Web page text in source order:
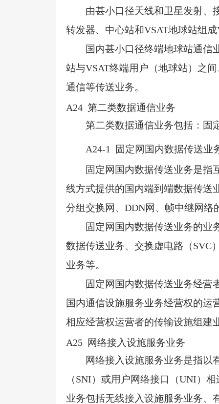
由甚小口径天线和卫星发射、
转发器、中心站和VSAT地球站组成
国内甚小口径终端地球站通信
站与VSAT终端用户（地球站）之间
通信等传送业务。
A24 第二类数据通信业务
第二类数据通信业务包括：固
A24-1
固定网国内数据传送业
固定网国内数据传送业务是指
线方式提供的国内端到端数据传送
分组交换网、 DDN网、帧中继网络
固定网国内数据传送业务的业
数据传送业务、交换虚电路（SVC
业务等。
固定网国内数据传送业务经营
国内通信设施服务业务经营权的运
相应经营权运营者的传输设施组建
A25 网络接入设施服务业务
网络接入设施服务业务是指以
（SNI）或用户网络接口（UNI）
业务包括无线接入设施服务业务、